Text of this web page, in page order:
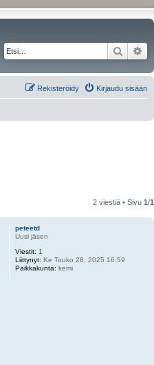
Etsi
Kirjaudu sisään
Rekisteröidy
2 viestiä • Sivu 1/1
peteetd
Uusi jäsen
Viestit: 1
Liittynyt: Ke Touko 28, 2025 16:59
Paikkakunta: kemi